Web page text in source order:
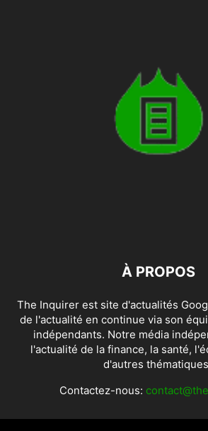
À PROPOS
The Inquirer est site d'actualités
de l'actualité en continue via son
indépendants. Notre média
l'actualité de la finance, la santé,
d'autres
Contactez-nous: